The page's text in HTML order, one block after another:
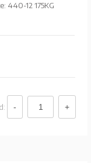
440-12 175KG